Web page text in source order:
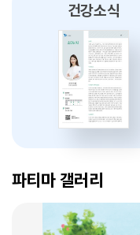
암 표적치료 - 대구파티마
2026. 01. 07
2026.08.03
대구파티마병원, 개원 70주
축하식 개최
2026.07.31
대구광역시간호사회와 함
대구파티마병원, 진단검사의
2026.07.29
건강소식
파티마 갤러리